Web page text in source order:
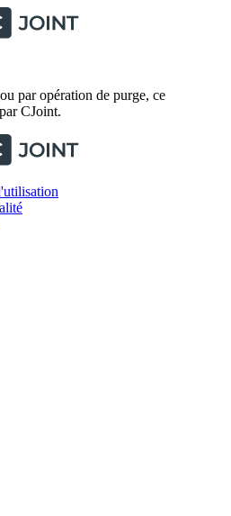
par opération de purge, ce
CJoint.